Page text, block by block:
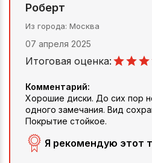
Роберт
Из города Москва
07 апреля 2025
Итоговая оценка:
Комментарий:
Хорошие диски. До сих пор
одного замечания. Вид
Покрытие стойкое.
Я рекомендую этот